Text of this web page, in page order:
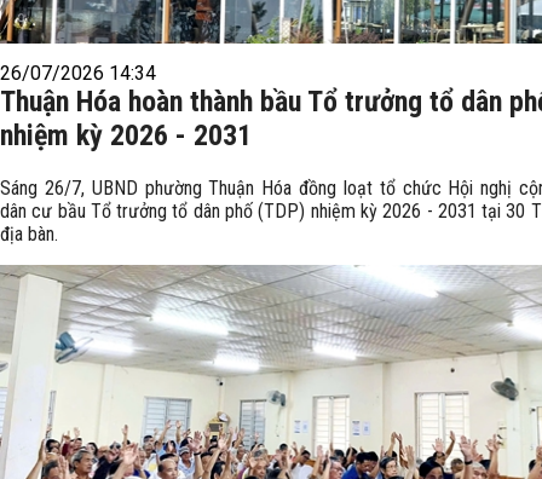
26/07/2026 14:34
Thuận Hóa hoàn thành bầu Tổ trưởng tổ dân
nhiệm kỳ 2026 - 2031
Sáng 26/7, UBND phường Thuận Hóa đồng loạt tổ chức Hội nghị
dân cư bầu Tổ trưởng tổ dân phố (TDP) nhiệm kỳ 2026 - 2031 tại 30
địa bàn.